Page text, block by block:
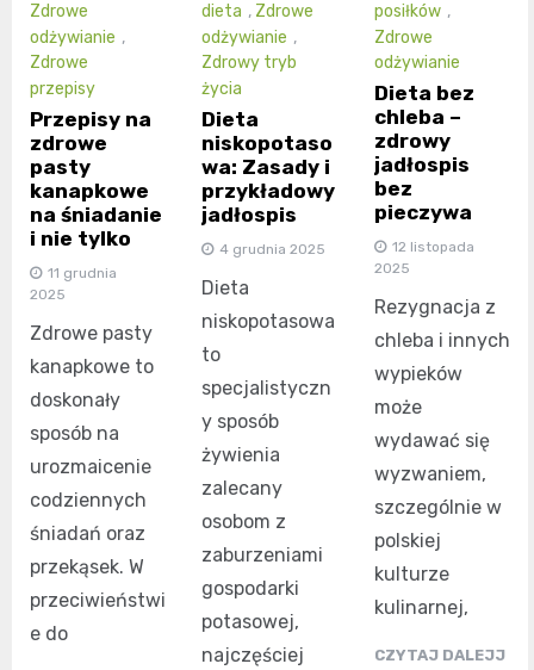
Zdrowe
odżywianie ,
Zdrowe
przepisy
Przepisy na
zdrowe
pasty
kanapkowe
na śniadanie
i nie tylko
11 grudnia
2025
Zdrowe pasty
kanapkowe to
doskonały
sposób na
urozmaicenie
codziennych
śniadań oraz
przekąsek. W
przeciwieństwi
e do
dieta , Zdrowe
odżywianie ,
Zdrowy tryb
życia
Dieta
niskopotaso
wa: Zasady i
przykładowy
jadłospis
4 grudnia 2025
Dieta
niskopotasowa
to
specjalistyczn
y sposób
żywienia
zalecany
osobom z
zaburzeniami
gospodarki
potasowej,
najczęściej
posiłków ,
Zdrowe
odżywianie
Dieta bez
chleba –
zdrowy
jadłospis
bez
pieczywa
12 listopada
2025
Rezygnacja z
chleba i innych
wypieków
może
wydawać się
wyzwaniem,
szczególnie w
polskiej
kulturze
kulinarnej,
CZYTAJ DALEJJ